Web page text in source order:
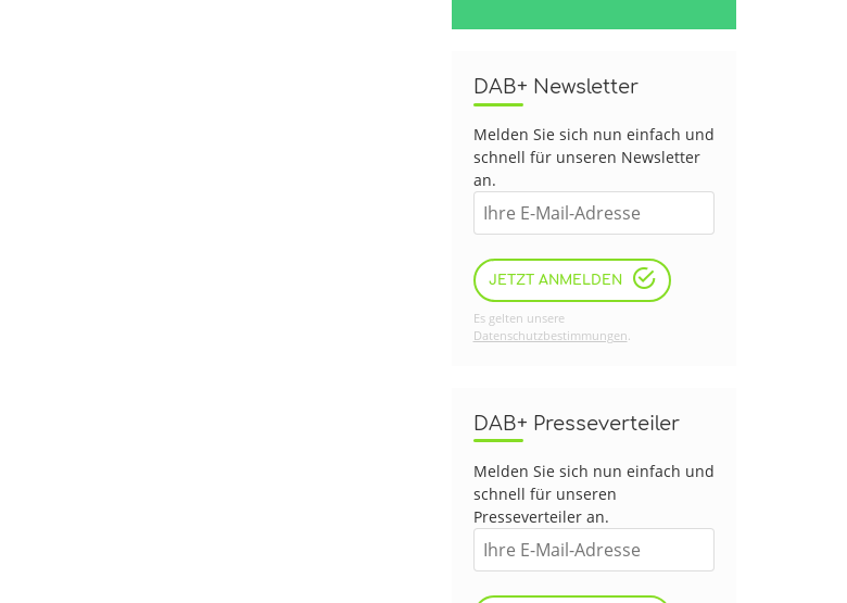
DAB+ Newsletter
Melden Sie sich nun einfach und
schnell für unseren Newsletter
an.
JETZT ANMELDEN
Es gelten unsere
Datenschutzbestimmungen
DAB+ Presseverteiler
Melden Sie sich nun einfach und
schnell für unseren
Presseverteiler an.